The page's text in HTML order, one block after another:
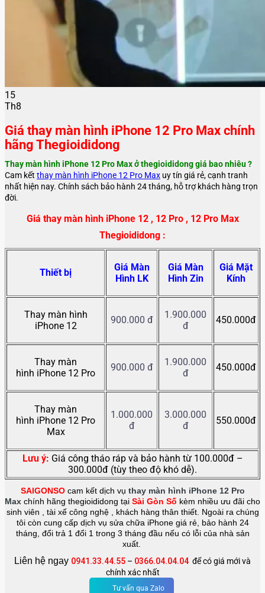
15
Th8
Giá thay màn hình iPhone 12 Pro Max chính
hãng Thegioididong
Thay màn hình iPhone 12 Pro Max ở thegioididong giá bao nhiêu ?
Cam kết thay màn hình iPhone 12 Pro Max uy tín giá rẻ, cạnh tranh
nhất hiện nay. Chính sách bảo hành 24 tháng, hỗ trợ khách hàng trọn
đời.
Giá thay màn hình iPhone 12 , 12 Pro , 12 Pro Max
Thegioididong :
Thiết bị
Giá Màn
Hình LK
Giá Màn
Hình Zin
Giá Mặt
Kính
Thay màn hình
iPhone 12
900.000 đ
1.900.000
đ
450.000đ
Thay màn
hình iPhone 12 Pro
900.000 đ
1.900.000
đ
450.000đ
Thay màn
hình iPhone 12 Pro
Max
1.000.000
đ
3.000.000
đ
550.000đ
Lưu ý: Giá công tháo ráp và bảo hành từ 100.000đ –
300.000đ (tùy theo độ khó dễ).
SAIGONSO cam kết dịch vụ thay màn hình iPhone 12 Pro
Max chính hãng thegioididong tại Sài Gòn Số kèm nhiều ưu đãi cho
sinh viên , tài xế công nghệ , khách hàng thân thiết. Ngoài ra chúng
tôi còn cung cấp dịch vụ sửa chữa iPhone giá rẻ, bảo hành 24
tháng, đổi trả 1 đổi 1 trong 3 tháng đầu nếu có lỗi của nhà sản
xuất.
Liên hệ ngay 0941.33.44.55 – 0366.04.04.04 để có giá mới và
chính xác nhất
Tư vấn qua Zalo